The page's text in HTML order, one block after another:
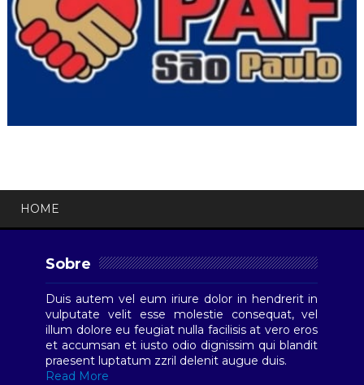
HOME
Sobre
Duis autem vel eum iriure dolor in hendrerit in
vulputate velit esse molestie consequat, vel
illum dolore eu feugiat nulla facilisis at vero eros
et accumsan et iusto odio dignissim qui blandit
praesent luptatum zzril delenit augue duis.
Read More